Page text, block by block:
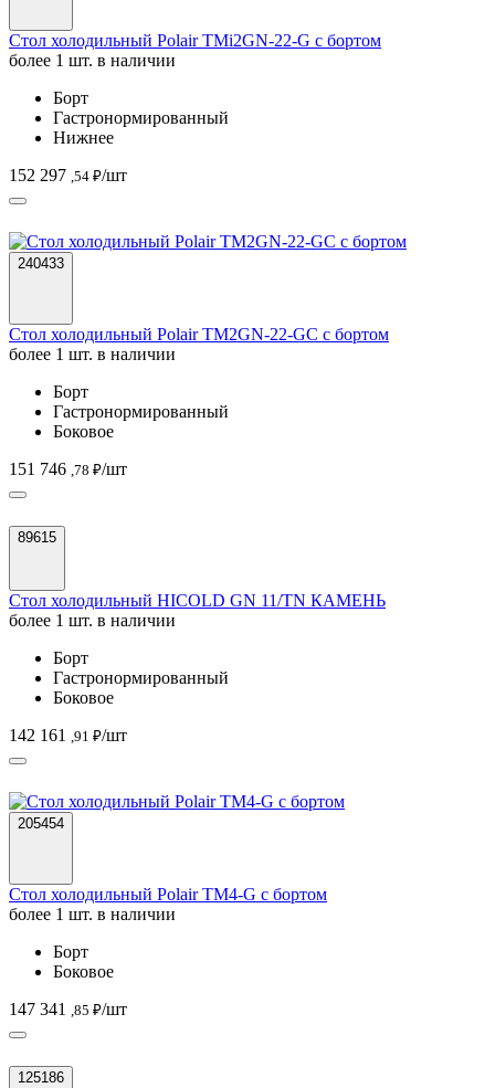
Стол холодильный Polair TMi2GN-22-G с бортом
более 1 шт. в наличии
Борт
Гастронормированный
Нижнее
152 297 ,54 ₽/шт
240433
Стол холодильный Polair TM2GN-22-GС с бортом
более 1 шт. в наличии
Борт
Гастронормированный
Боковое
151 746 ,78 ₽/шт
89615
Стол холодильный HICOLD GN 11/TN КАМЕНЬ
более 1 шт. в наличии
Борт
Гастронормированный
Боковое
142 161
,91 ₽/шт
205454
Стол холодильный Polair TM4-G с бортом
более 1 шт. в наличии
Борт
Боковое
147 341
,85 ₽/шт
125186